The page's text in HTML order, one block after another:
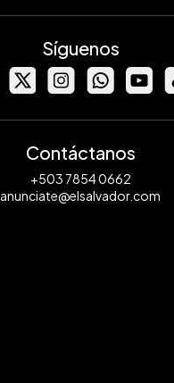
Síguenos
Contáctanos
+503 7854 0662
anunciate@elsalvador.com